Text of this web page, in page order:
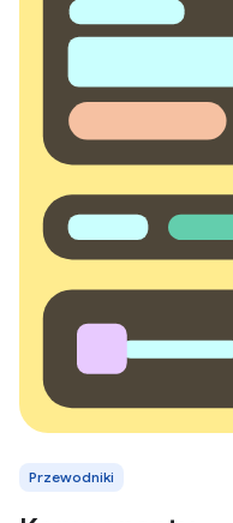
Przewodniki